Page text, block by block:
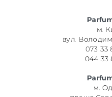
м.
вул.
073 33
044 33
м.